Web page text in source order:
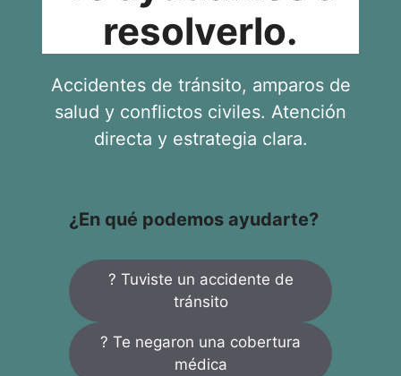
resolverlo.
Accidentes de tránsito, amparos de
salud y conflictos civiles. Atención
directa y estrategia clara.
¿En qué podemos ayudarte?
? Tuviste un accidente de
tránsito
? Te negaron una cobertura
médica